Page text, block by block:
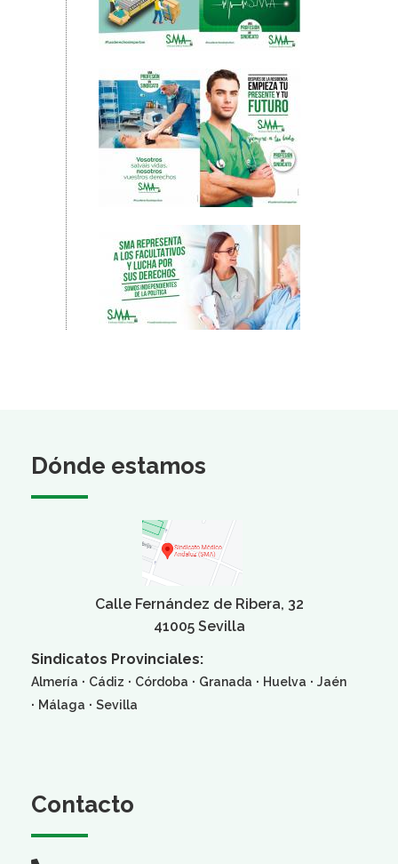
Dónde estamos
Calle Fernández de Ribera, 32
41005 Sevilla
Sindicatos Provinciales:
Almería · Cádiz · Córdoba · Granada · Huelva · Jaén
· Málaga · Sevilla
Contacto